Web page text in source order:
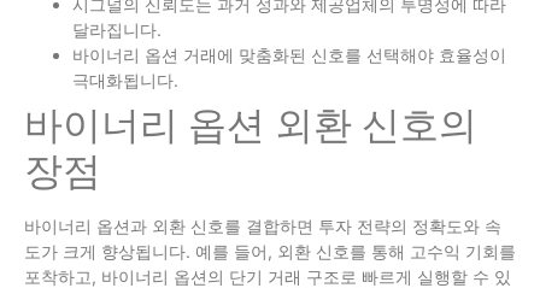
달라집니다.
바이너리 옵션 거래에 맞춤화된 신호를 선택해야 효율성이
극대화됩니다.
바이너리 옵션 외환 신호의
장점
바이너리 옵션과 외환 신호를 결합하면 투자 전략의 정확도와 속
도가 크게 향상됩니다. 예를 들어, 외환 신호를 통해 고수익 기회를
포착하고, 바이너리 옵션의 단기 거래 구조로 빠르게 실행할 수 있